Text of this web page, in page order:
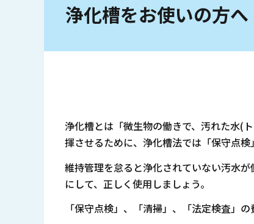
浄化槽をお使いの方へ
浄化槽とは「微生物の働きで、汚れた水(
揮させるために、浄化槽法では「保守点
維持管理を怠ると浄化されていない汚水
にして、正しく使用しましょう。
「保守点検」、「清掃」、「法定検査」